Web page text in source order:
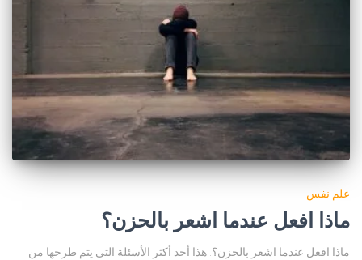
علم نفس
ماذا افعل عندما اشعر بالحزن؟
ماذا افعل عندما اشعر بالحزن؟. هذا أحد أكثر الأسئلة التي يتم طرحها من